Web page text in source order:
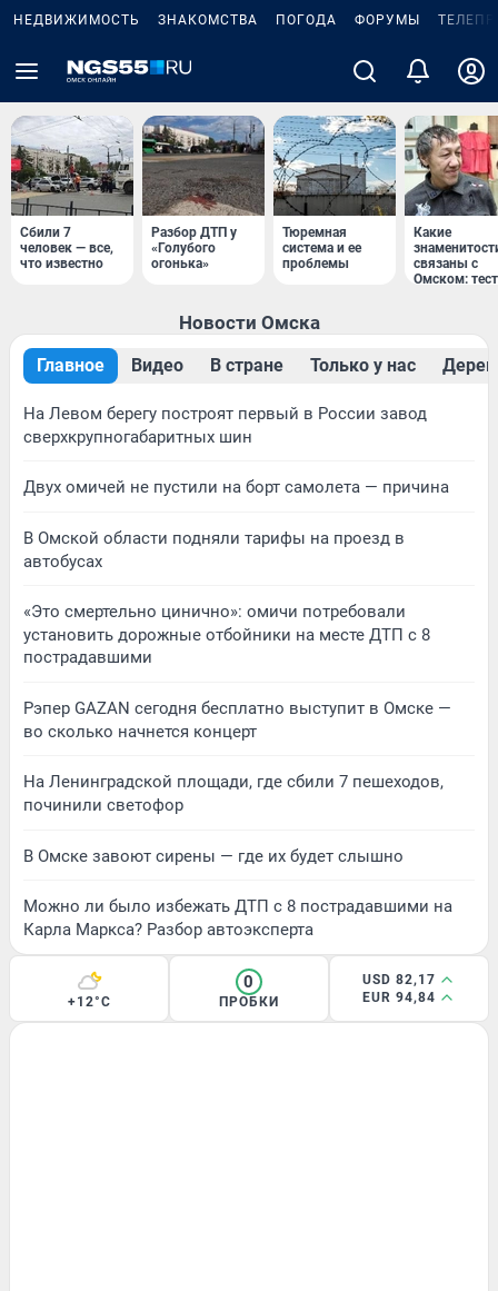
НЕДВИЖИМОСТЬ ЗНАКОМСТВА ПОГОДА ФОРУМЫ
Сбили 7
человек — все,
что известно
Разбор ДТП у
«Голубого
огонька»
Тюремная
система и ее
проблемы
Какие
связаны с
Омском: тест
Новости Омска
Главное Видео В стране Только у нас
На Левом берегу построят первый в России завод
сверхкрупногабаритных шин
Двух омичей не пустили на борт самолета — причина
В Омской области подняли тарифы на проезд в
автобусах
«Это смертельно цинично»: омичи потребовали
установить дорожные отбойники на месте ДТП с 8
пострадавшими
Рэпер GAZAN сегодня бесплатно выступит в Омске —
во сколько начнется концерт
На Ленинградской площади, где сбили 7 пешеходов,
починили светофор
В Омске завоют сирены — где их будет слышно
Можно ли было избежать ДТП с 8 пострадавшими на
Карла Маркса? Разбор автоэксперта
+12°C
0
ПРОБКИ
USD 82,17
EUR 94,84